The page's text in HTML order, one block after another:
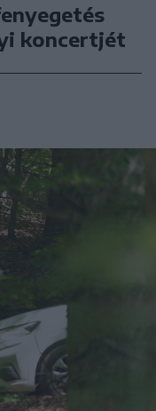
koncertjét